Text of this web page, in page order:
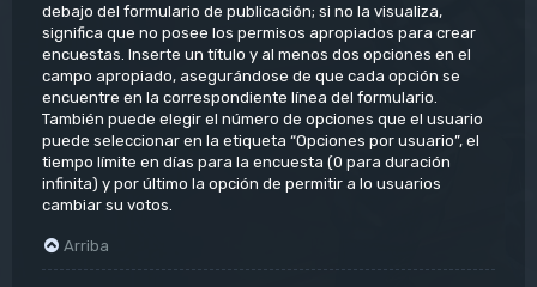
debajo del formulario de publicación; si no la visualiza,
significa que no posee los permisos apropiados para crear
encuestas. Inserte un título y al menos dos opciones en el
campo apropiado, asegurándose de que cada opción se
encuentre en la correspondiente línea del formulario.
También puede elegir el número de opciones que el usuario
puede seleccionar en la etiqueta “Opciones por usuario”, el
tiempo límite en días para la encuesta (0 para duración
infinita) y por último la opción de permitir a lo usuarios
cambiar su votos.
Arriba